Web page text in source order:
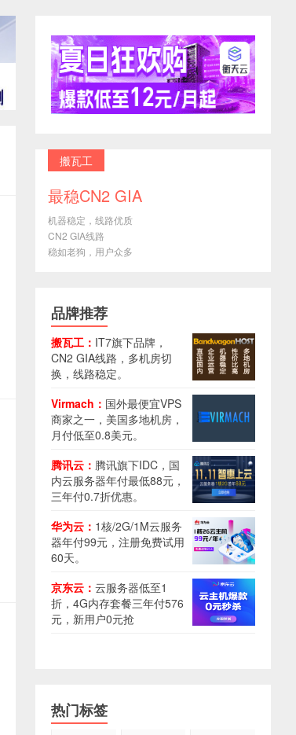
搬瓦工
最稳CN2 GIA
机器稳定，线路优质
CN2 GIA线路
稳如老狗，用户众多
品牌推荐
搬瓦工： IT7旗下品牌，
CN2 GIA线路，多机房切
换，线路稳定。
Virmach： 国外最便宜VPS
商家之一，美国多地机房，
月付低至0.8美元。
腾讯云： 腾讯旗下IDC，国
内云服务器年付最低88元，
三年付0.7折优惠。
华为云： 1核/2G/1M云服务
器年付99元，注册免费试用
60天。
京东云： 云服务器低至1
折，4G内存套餐三年付576
元，新用户0元抢
热门标签